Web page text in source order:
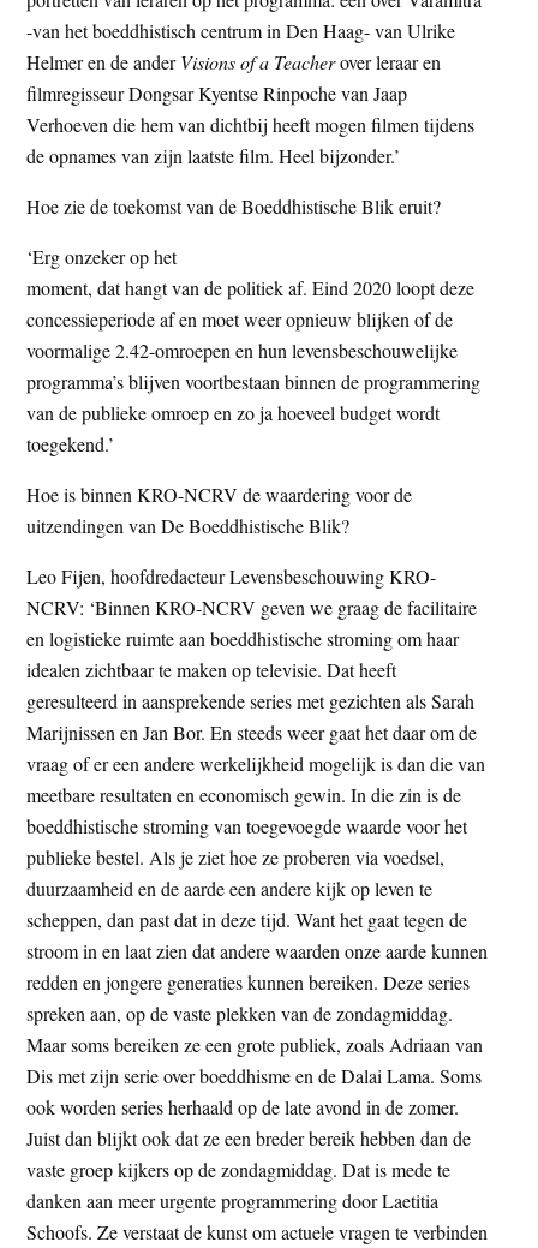
-van het boeddhistisch centrum in Den Haag- van Ulrike
Helmer en de anderVisions of a Teacherover leraar en
filmregisseur Dongsar Kyentse Rinpoche van Jaap
Verhoeven die hem van dichtbij heeft mogen filmen tijdens
de opnames van zijn laatste film. Heel bijzonder.’
Hoe zie de toekomst van de Boeddhistische Blik eruit?
‘Erg onzeker op het
moment, dat hangt van de politiek af. Eind 2020 loopt deze
concessieperiode af en moet weer opnieuw blijken of de
voormalige 2.42-omroepen en hun levensbeschouwelijke
programma’s blijven voortbestaan binnen de programmering
van de publieke omroep en zo ja hoeveel budget wordt
toegekend.’
Hoe is binnen KRO-NCRV de waardering voor de
uitzendingen van De Boeddhistische Blik?
Leo Fijen, hoofdredacteur Levensbeschouwing KRO-
NCRV: ‘Binnen KRO-NCRV geven we graag de facilitaire
en logistieke ruimte aan boeddhistische stroming om haar
idealen zichtbaar te maken op televisie. Dat heeft
geresulteerd in aansprekende series met gezichten als Sarah
Marijnissen en Jan Bor. En steeds weer gaat het daar om de
vraag of er een andere werkelijkheid mogelijk is dan die van
meetbare resultaten en economisch gewin. In die zin is de
boeddhistische stroming van toegevoegde waarde voor het
publieke bestel. Als je ziet hoe ze proberen via voedsel,
duurzaamheid en de aarde een andere kijk op leven te
scheppen, dan past dat in deze tijd. Want het gaat tegen de
stroom in en laat zien dat andere waarden onze aarde kunnen
redden en jongere generaties kunnen bereiken. Deze series
spreken aan, op de vaste plekken van de zondagmiddag.
Maar soms bereiken ze een grote publiek, zoals Adriaan van
Dis met zijn serie over boeddhisme en de Dalai Lama. Soms
ook worden series herhaald op de late avond in de zomer.
Juist dan blijkt ook dat ze een breder bereik hebben dan de
vaste groep kijkers op de zondagmiddag. Dat is mede te
danken aan meer urgente programmering door Laetitia
Schoofs. Ze verstaat de kunst om actuele vragen te verbinden